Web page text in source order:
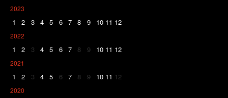
2023
1 2 3 4 5 6 7 8 9 10 11 12
2022
1 2 3 4 5 6 7 8 9 10 11 12
2021
1 2 3 4 5 6 7 8 9 10 11 12
2020